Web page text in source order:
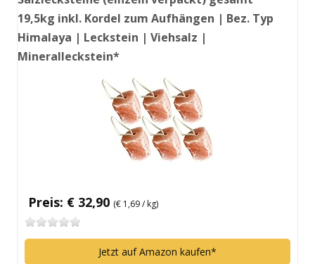
19,5kg inkl. Kordel zum Aufhängen | Bez. Typ
Himalaya | Leckstein | Viehsalz |
Mineralleckstein*
Preis: € 32,90 (€ 1,69 / kg)
Jetzt auf Amazon kaufen*